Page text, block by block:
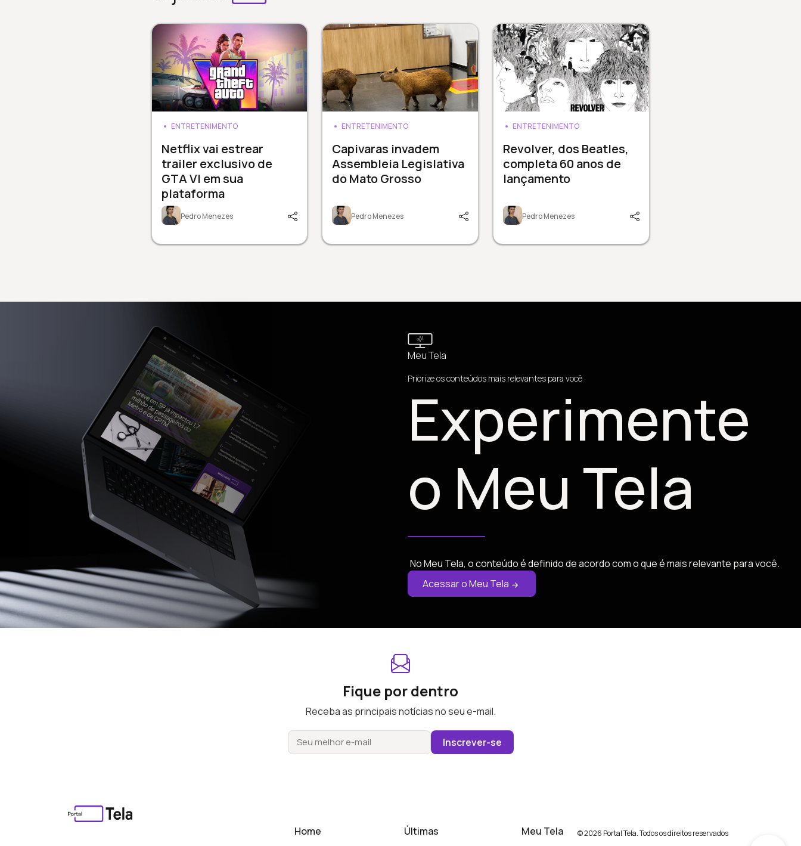
ENTRETENIMENTO
Netflix vai estrear
trailer exclusivo de
GTA VI em sua
plataforma
Pedro Menezes
ENTRETENIMENTO
Capivaras invadem
Assembleia Legislativa
do Mato Grosso
Pedro Menezes
ENTRETENIMENTO
Revolver, dos Beatles,
completa 60 anos de
lançamento
Pedro Menezes
Meu Tela
Priorize os conteúdos mais relevantes para você
Experimente
o Meu Tela
No Meu Tela, o conteúdo é definido de acordo com o que é mais relevante para você.
Acessar o Meu Tela
Fique por dentro
Receba as principais notícias no seu e-mail.
Inscrever-se
Home Últimas Meu Tela © 2026 Portal Tela. Todos os direitos reservados